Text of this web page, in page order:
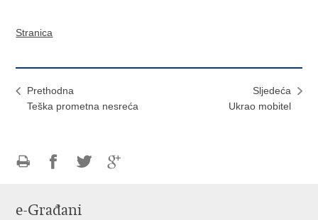
Stranica
Prethodna
Teška prometna nesreća
Sljedeća
Ukrao mobitel
FacebookuTwitteru
e-Građani